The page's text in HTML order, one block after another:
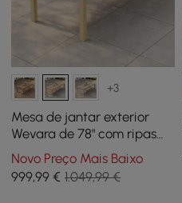
+3
Mesa de jantar exterior
Wevara de 78" com ripas
de alumínio com
acabamento natural em
natural
Novo Preço Mais Baixo
999,99 € 1.049,99 €